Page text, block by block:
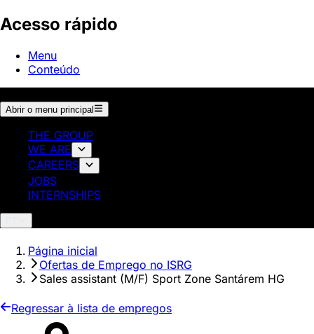
Acesso rápido
Menu
Conteúdo
Abrir o menu principal
THE GROUP
WE ARE
CAREERS
JOBS
INTERNSHIPS
Página inicial
Ofertas de Emprego no ISRG
Sales assistant (M/F) Sport Zone Santárem HG
Regressar à lista de empregos